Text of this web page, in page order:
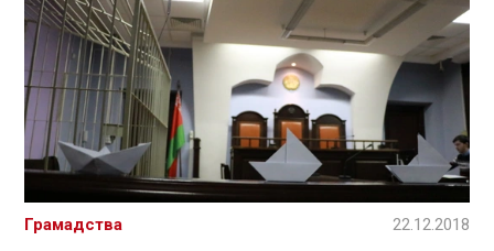
Грамадства 22.12.2018